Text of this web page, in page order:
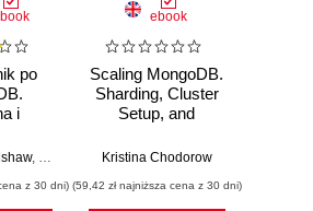
po
i
, Eoin Brazil ,Kristina Chodorow
z 30 dni)
ebook
Scaling MongoDB.
Sharding, Cluster
Setup, and
Kristina Chodorow
(59,42 zł najniższa cena z 30 dni)